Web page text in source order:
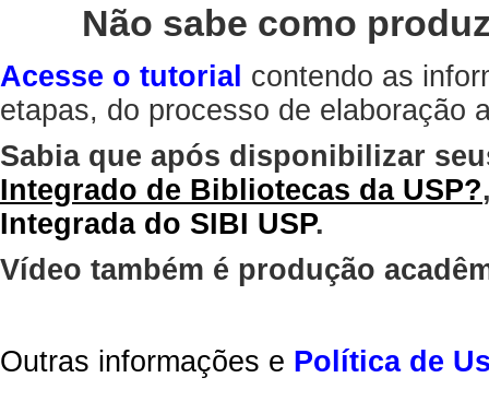
Não sabe como
Acesse o tutorial contendo as
etapas, do processo de elaboração
Sabia que após disponibilizar
Integrado de Bibliotecas da USP?
Integrada do SIBI USP.
Vídeo também é produção
Outras informações e Política de